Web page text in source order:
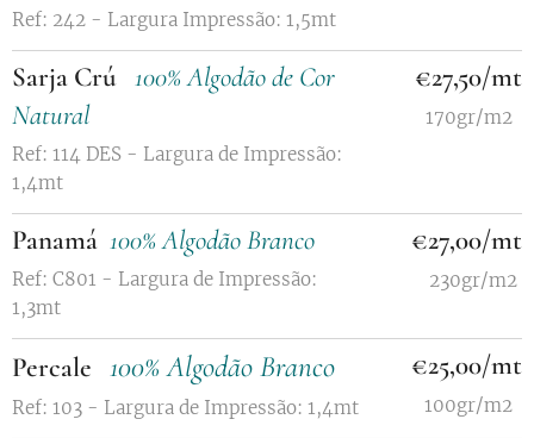
Ref: 242 - Largura Impressão: 1,5mt
Sarja Crú 100% Algodão de Cor
Natural
Ref: 114 DES - Largura de Impressão:
1,4mt
€27,50/mt
170gr/m2
Panamá 100% Algodão Branco
Ref: C801 - Largura de Impressão:
1,3mt
€27,00/mt
230gr/m2
Percale 100% Algodão Branco
Ref: 103 - Largura de Impressão: 1,4mt
€25,00/mt
100gr/m2